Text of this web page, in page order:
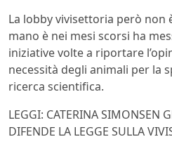
La lobby vivisettoria però non
mano è nei mesi scorsi ha
iniziative volte a riportare
necessità degli animali per la
ricerca scientifica.
LEGGI: CATERINA SIMONSEN
DIFENDE LA LEGGE SULLA